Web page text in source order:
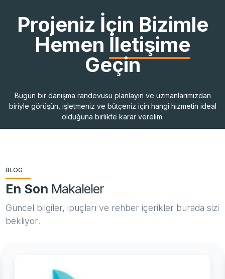
Projeniz İçin Bizimle
Hemen İletişime
Geçin
Bugün bir danışma randevusu planlayın ve uzmanlarımızdan
biriyle görüşün, işletmeniz ve bütçeniz için hangi hizmetin ideal
olduğuna birlikte karar verelim.
BLOG
En Son Makaleler
Güncel bilgiler, ipuçları ve rehber içerikler burada sizi
bekliyor.